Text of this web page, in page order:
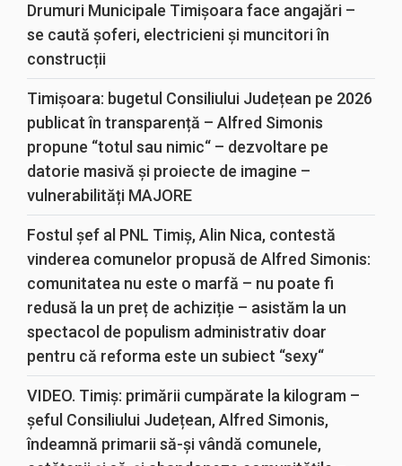
Drumuri Municipale Timișoara face angajări –
se caută șoferi, electricieni și muncitori în
construcții
Timișoara: bugetul Consiliului Județean pe 2026
publicat în transparență – Alfred Simonis
propune “totul sau nimic“ – dezvoltare pe
datorie masivă și proiecte de imagine –
vulnerabilități MAJORE
Fostul șef al PNL Timiș, Alin Nica, contestă
vinderea comunelor propusă de Alfred Simonis:
comunitatea nu este o marfă – nu poate fi
redusă la un preț de achiziție – asistăm la un
spectacol de populism administrativ doar
pentru că reforma este un subiect “sexy“
VIDEO. Timiș: primării cumpărate la kilogram –
șeful Consiliului Județean, Alfred Simonis,
îndeamnă primarii să-și vândă comunele,